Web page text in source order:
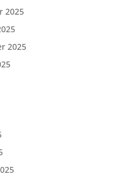
2025
2025